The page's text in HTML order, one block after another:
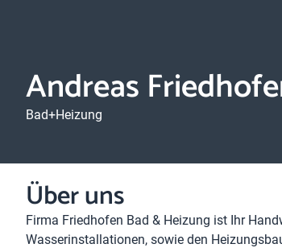
Andreas
Bad+Heizung
Über uns
Firma Friedhofen Bad & Heizung ist Ihr
Wasserinstallationen, sowie den